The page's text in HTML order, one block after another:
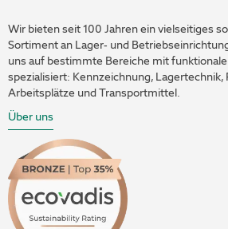
Wir bieten seit 100 Jahren ein vielseitiges
Sortiment an Lager- und
uns auf bestimmte Bereiche mit
spezialisiert: Kennzeichnung, Lagertechnik,
Arbeitsplätze und Transportmittel.
Über uns